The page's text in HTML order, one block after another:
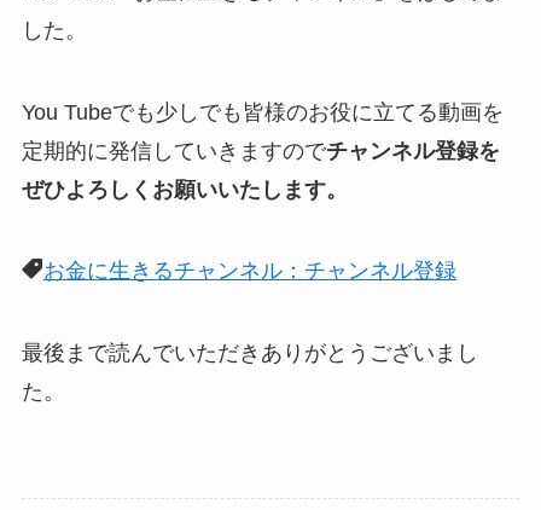
した。
You Tubeでも少しでも皆様のお役に立てる動画を
定期的に発信していきますのでチャンネル登録を
ぜひよろしくお願いいたします。
お金に生きるチャンネル：チャンネル登録
最後まで読んでいただきありがとうございまし
た。